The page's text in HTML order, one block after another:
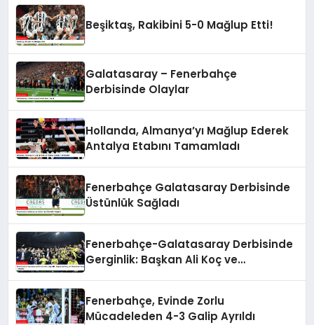
Beşiktaş, Rakibini 5-0 Mağlup Etti!
Galatasaray – Fenerbahçe
Derbisinde Olaylar
Hollanda, Almanya’yı Mağlup Ederek
Antalya Etabını Tamamladı
Fenerbahçe Galatasaray Derbisinde
Üstünlük Sağladı
Fenerbahçe-Galatasaray Derbisinde
Gerginlik: Başkan Ali Koç ve
Fenerbahçe, Evinde Zorlu
Mücadeleden 4-3 Galip Ayrıldı